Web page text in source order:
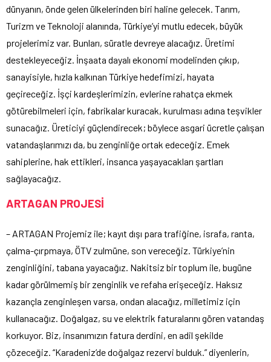
dünyanın, önde gelen ülkelerinden biri haline gelecek. Tarım,
Turizm ve Teknoloji alanında, Türkiye’yi mutlu edecek, büyük
projelerimiz var. Bunları, süratle devreye alacağız. Üretimi
destekleyeceğiz. İnşaata dayalı ekonomi modelinden çıkıp,
sanayisiyle, hızla kalkınan Türkiye hedefimizi, hayata
geçireceğiz. İşçi kardeşlerimizin, evlerine rahatça ekmek
götürebilmeleri için, fabrikalar kuracak, kurulması adına teşvikler
sunacağız. Üreticiyi güçlendirecek; böylece asgari ücretle çalışan
vatandaşlarımızı da, bu zenginliğe ortak edeceğiz. Emek
sahiplerine, hak ettikleri, insanca yaşayacakları şartları
sağlayacağız.
ARTAGAN PROJESİ
– ARTAGAN Projemiz ile; kayıt dışı para trafiğine, israfa, ranta,
çalma-çırpmaya, ÖTV zulmüne, son vereceğiz. Türkiye’nin
zenginliğini, tabana yayacağız. Nakitsiz bir toplum ile, bugüne
kadar görülmemiş bir zenginlik ve refaha erişeceğiz. Haksız
kazançla zenginleşen varsa, ondan alacağız, milletimiz için
kullanacağız. Doğalgaz, su ve elektrik faturalarını gören vatandaş
korkuyor. Biz, insanımızın fatura derdini, en adil şekilde
çözeceğiz. “Karadeniz’de doğalgaz rezervi bulduk.” diyenlerin,